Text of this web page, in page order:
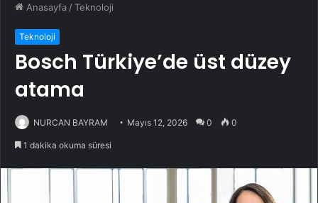
Anasayfa /Teknoloji
Teknoloji
Bosch Türkiye’de üst düzey
atama
NURCAN BAYRAM Mayıs 12, 2026 0 0
1 dakika okuma süresi